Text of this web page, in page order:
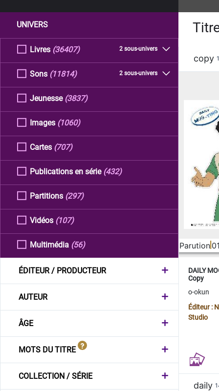
UNIVERS
Livres 2 sous-univers
(36407)
Sons 2 sous-univers
(11814)
Jeunesse (3837)
Images (1060)
Cartes (707)
Publications en série (432)
Partitions (297)
Vidéos (107)
Multimédia (56)
ÉDITEUR / PRODUCTEUR
AUTEUR
ÂGE
MOTS DU TITRE
COLLECTION / SÉRIE
copy
Parution
DAILY
Copy
o-okun
Éditeur :
Studio
daily